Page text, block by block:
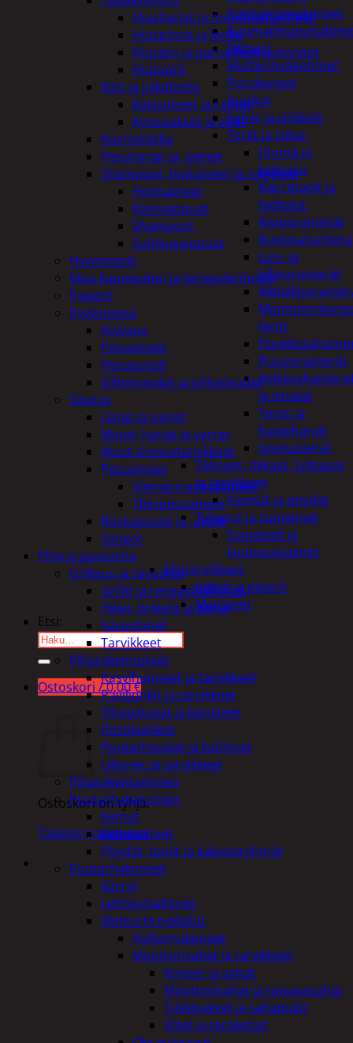
Kulmahiomakoneet
Mittarit
Mutterinvääntimet
Porakoneet
Ruiskut
Sahat ja sirkkelit
Terät ja laikat
Hionta ja
katkaisu
Kierretapit ja
työkalut
Kiviporanterät
Kuviosahanterä
Lasi- ja
tiiliporanterät
terät
Puuporanterät
ja istukat
Teräs ja
kuppiharjat
Upotusterät
Telineet, tikkaat, työtasot
ja tarvikkeet
Vaunut ja pöydät
Työasut ja suojaimet
Suojalasit ja
kuulosuojaimet
Elintarvikkeet
Keksit ja piparit
Mausteet
Etsi:
Ostoskori /0,00€
Ostoskori on tyhjä.
Takaisin kauppaan
Hiusharjat ja muotoilutuotteet
Hiuspinnit ja lenkit
Hiusten ja parranleikkuukoneet
Hiusvärit
Käsi ja jalkahoito
Käsivoiteet ja rasvat
Kynsisakset ja viilat
Kosmetiikka
Pesuharjat ja -sienet
Shampoot, hoitaineet ja saippuat
Hoitoaineet
Käsisaippuat
Shampoot
Suihkusaippuat
Hyvinvointi
Muu kauneuden ja terveydenhoito
Paperit
Pyykinpesu
Kuivaus
Pesuaineet
Pesupussit
Silitysraudat ja silityslaudat
Siivous
Liinat ja sienet
Mopit, harjat ja varret
Muut siivoustarvikkeet
Pesuaineet
Viemärinavausaineet
Yleispesuaineet
Roskapussit ja -astiat
Sangot
Piha ja puutarha
Grillaus ja savustus
Grillit ja rengaspolttimet
Hiilet, briketit ja purut
Savustimet
Tarvikkeet
Piharakennukset
Kasvihuoneet ja tarvikkeet
Paviljonkit ja tarvikkeet
Pihapatsaat ja koristeet
Postilaatikot
Puutarhavajat ja katokset
Ulko-wc ja tarvikkeet
Piharakentaminen
Puutarhakalusteet
Keinut
Pehmusteet
Pöydät, tuolit ja kalusteryhmät
Puutarhakoneet
Kärryt
Lehtipuhaltimet
Metsurin työkalut
Halkomakoneet
Moottorisahat ja tarvikkeet
Kirveet ja sahat
Moottorisahat ja raivaussahat
Tukkisakset ja sahapukit
Viilat ja teräketjut